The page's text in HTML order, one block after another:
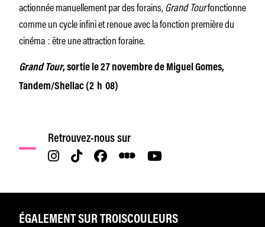
actionnée manuellement par des forains,Grand Tourfonctionne
comme un cycle infini et renoue avec la fonction première du
cinéma : être une attraction foraine.
Grand Tour, sortie le 27 novembre de Miguel Gomes,
Tandem/Shellac (2 h 08)
Retrouvez-nous sur
ÉGALEMENT SUR TROISCOULEURS